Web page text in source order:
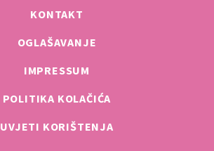
KONTAKT
OGLAŠAVANJE
IMPRESSUM
POLITIKA KOLAČIĆA
UVJETI KORIŠTENJA